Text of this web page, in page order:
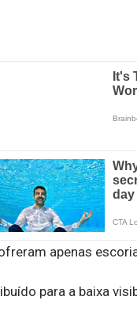
apenas
para a baixa